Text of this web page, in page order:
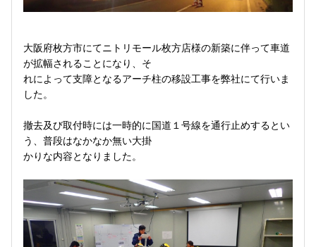
大阪府枚方市にてニトリモール枚方店様の新築に伴って車道
が拡幅されることになり、そ
れによって支障となるアーチ柱の移設工事を弊社にて行いま
した。
撤去及び取付時には一時的に国道１号線を通行止めするとい
う、普段はなかなか無い大掛
かりな内容となりました。